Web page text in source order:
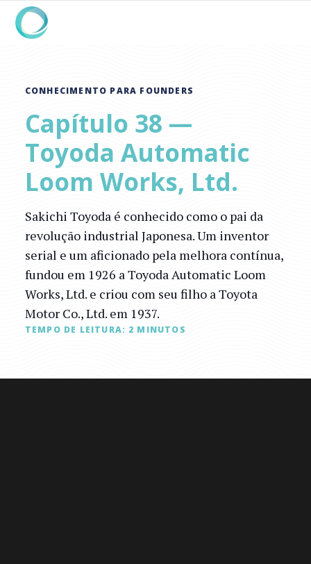
CONHECIMENTO PARA FOUNDERS
Capítulo 38 —
Toyoda Automatic
Loom Works, Ltd.
Sakichi Toyoda é conhecido como o pai da
revolução industrial Japonesa. Um inventor
serial e um aficionado pela melhora contínua,
fundou em 1926 a Toyoda Automatic Loom
Works, Ltd. e criou com seu filho a Toyota
Motor Co., Ltd. em 1937.
TEMPO DE LEITURA: 2 MINUTOS